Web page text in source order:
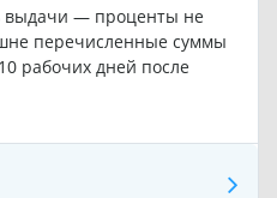
выдачи — проценты не
перечисленные суммы
рабочих дней после